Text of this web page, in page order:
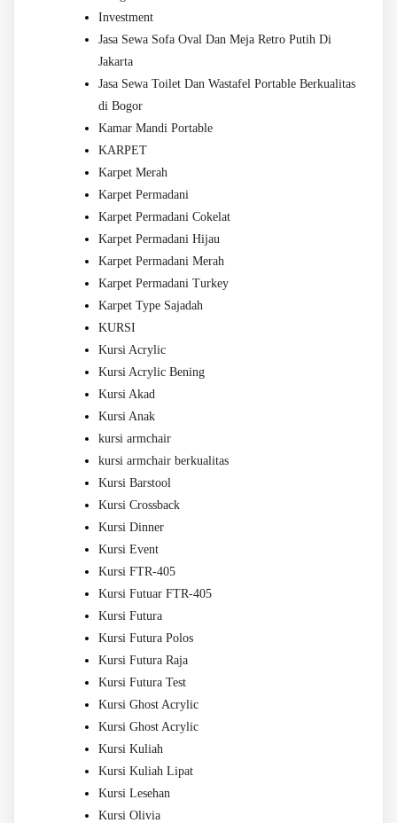
Investment
Jasa Sewa Sofa Oval Dan Meja Retro Putih Di
Jakarta
Jasa Sewa Toilet Dan Wastafel Portable Berkualitas
di Bogor
Kamar Mandi Portable
KARPET
Karpet Merah
Karpet Permadani
Karpet Permadani Cokelat
Karpet Permadani Hijau
Karpet Permadani Merah
Karpet Permadani Turkey
Karpet Type Sajadah
KURSI
Kursi Acrylic
Kursi Acrylic Bening
Kursi Akad
Kursi Anak
kursi armchair
kursi armchair berkualitas
Kursi Barstool
Kursi Crossback
Kursi Dinner
Kursi Event
Kursi FTR-405
Kursi Futuar FTR-405
Kursi Futura
Kursi Futura Polos
Kursi Futura Raja
Kursi Futura Test
Kursi Ghost Acrylic
Kursi Ghost Acrylic
Kursi Kuliah
Kursi Kuliah Lipat
Kursi Lesehan
Kursi Olivia